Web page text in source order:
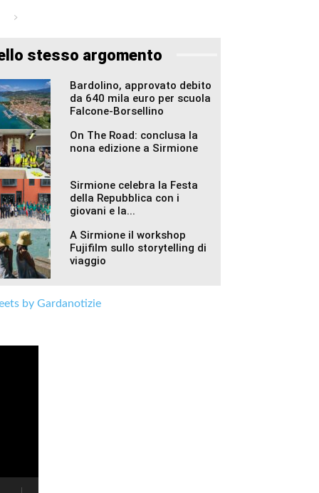
stesso argomento
Bardolino, approvato debito
da 640 mila euro per scuola
Falcone-Borsellino
On The Road: conclusa la
nona edizione a Sirmione
Sirmione celebra la Festa
della Repubblica con i
giovani e la...
A Sirmione il workshop
Fujifilm sullo storytelling di
viaggio
by Gardanotizie